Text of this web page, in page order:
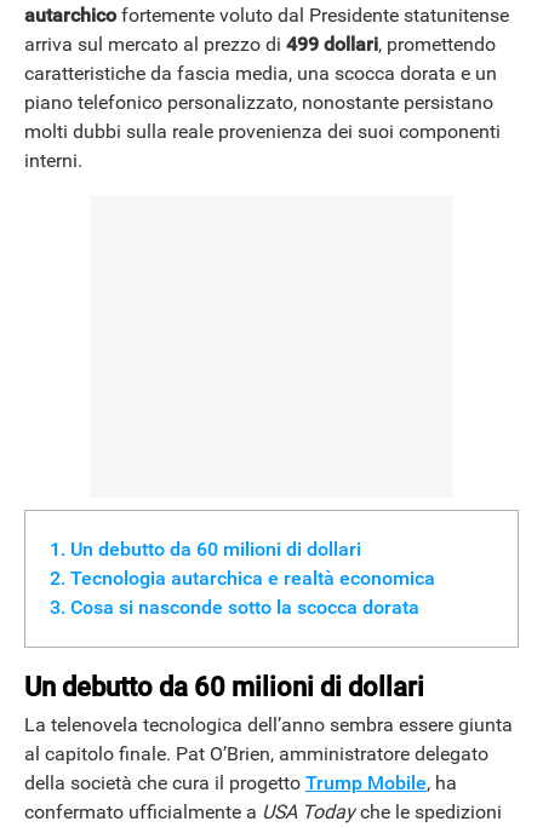
autarchicofortemente voluto dal Presidente statunitense
arriva sul mercato al prezzo di 499 dollari, promettendo
caratteristiche da fascia media, una scocca dorata e un
piano telefonico personalizzato, nonostante persistano
molti dubbi sulla reale provenienza dei suoi componenti
interni.
Un debutto da 60 milioni di dollari
Tecnologia autarchica e realtà economica
Cosa si nasconde sotto la scocca dorata
Un debutto da 60 milioni di dollari
La telenovela tecnologica dell’anno sembra essere giunta
al capitolo finale. Pat O’Brien, amministratore delegato
della società che cura il progetto Trump Mobile, ha
confermato ufficialmente a USA Todayche le spedizioni